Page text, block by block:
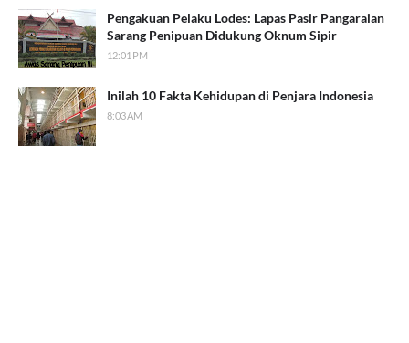
Pengakuan Pelaku Lodes: Lapas Pasir Pangaraian
Sarang Penipuan Didukung Oknum Sipir
12:01 PM
Inilah 10 Fakta Kehidupan di Penjara Indonesia
8:03 AM